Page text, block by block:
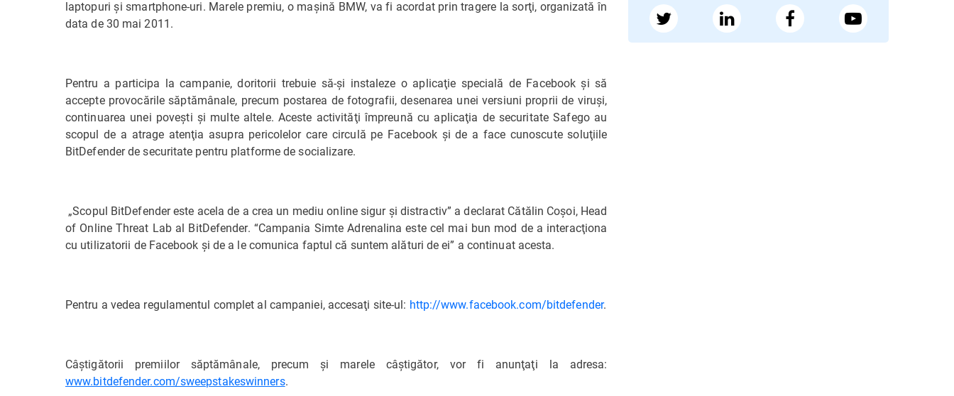
laptopuri şi smartphone-uri. Marele premiu, o maşină BMW, va fi acordat prin tragere la sorţi, organizată în
data de 30 mai 2011.
Pentru a participa la campanie, doritorii trebuie să-şi instaleze o aplicaţie specială de Facebook şi să
accepte provocările săptămânale, precum postarea de fotografii, desenarea unei versiuni proprii de viruşi,
continuarea unei poveşti şi multe altele. Aceste activităţi împreună cu aplicaţia de securitate Safego au
scopul de a atrage atenţia asupra pericolelor care circulă pe Facebook şi de a face cunoscute soluţiile
BitDefender de securitate pentru platforme de socializare.
„Scopul BitDefender este acela de a crea un mediu online sigur şi distractiv” a declarat Cătălin Coşoi, Head
of Online Threat Lab al BitDefender. “Campania Simte Adrenalina este cel mai bun mod de a interacţiona
cu utilizatorii de Facebook şi de a le comunica faptul că suntem alături de ei” a continuat acesta.
Pentru a vedea regulamentul complet al campaniei, accesaţi site-ul: http://www.facebook.com/bitdefender.
Câştigătorii premiilor săptămânale, precum şi marele câştigător, vor fi anunţaţi la adresa:
www.bitdefender.com/sweepstakeswinners.